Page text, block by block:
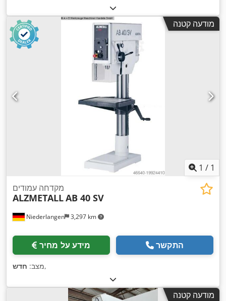
מודעה קטנה
1 / 1
Niederlangen 3,297 km
מקדחה עמודים
ALZMETALLAB 40 SV
מידע על מחיר התקשר
מצב: חדש ,
מודעה קטנה